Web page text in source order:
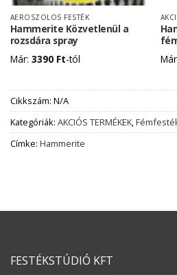
AEROSZOLOS FESTÉK
Hammerite Közvetlenül a
rozsdára spray
Már: 3390 Ft-tól
Cikkszám: N/A
Kategóriák: AKCIÓS TERMÉKEK,
Címke: Hammerite
FESTÉKSTÚDIÓ KFT